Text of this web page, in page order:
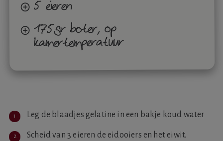
5 eieren
175gr boter, op
kamertemperatuur
Leg de blaadjes gelatine in een bakje koud water
Scheid van 3 eieren de eidooiers en het eiwit.